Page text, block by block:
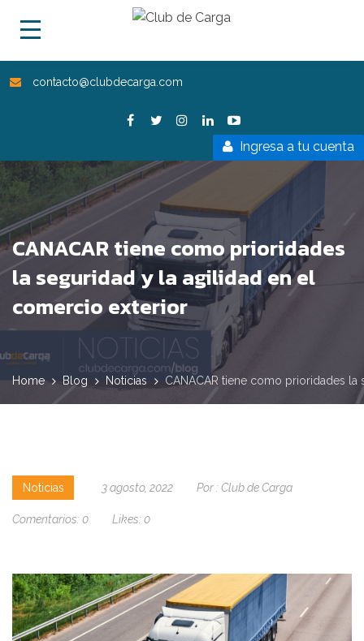
contacto@clubdecarga.com
Ingresa a tu cuenta
CANACAR tiene como prioridades
la seguridad y la agilidad en el
comercio exterior
Home Blog Noticias CANACAR tiene como prioridades
Noticias 3 agosto, 2022 Por : Club de Carga
Comentarios: 0 Likes: 0